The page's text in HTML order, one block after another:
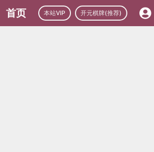
首页 本站VIP 开元棋牌(推荐)